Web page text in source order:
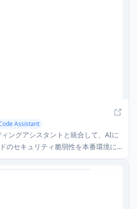
Assistant
ングアシスタントと統合して、AIに
のセキュリティ脆弱性を本番環境に
析、特定、および修正するインテリ
エージェントです。